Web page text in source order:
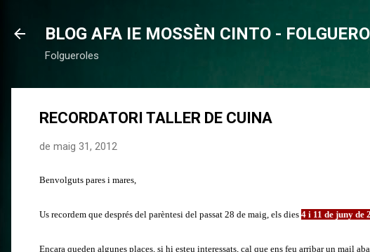
BLOG AFA IE MOSSÈN CINTO -
Folgueroles
RECORDATORI TALLER DE CUINA
de maig 31, 2012
Benvolguts pares i mares,
Us recordem que després del parèntesi del passat 28 de maig, els dies 4 i 11 de juny de
Encara queden algunes places, si hi esteu interessats, cal que ens feu arribar un mail